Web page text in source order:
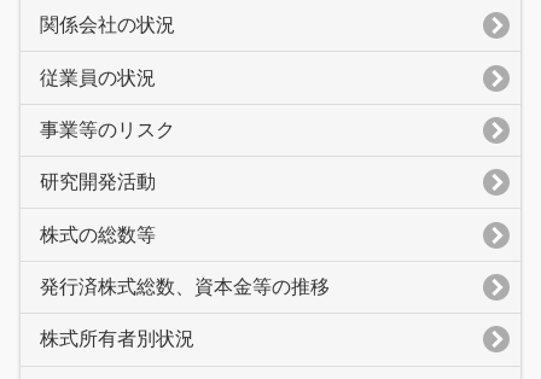
関係会社の状況
従業員の状況
事業等のリスク
研究開発活動
株式の総数等
発行済株式総数、資本金等の推移
株式所有者別状況